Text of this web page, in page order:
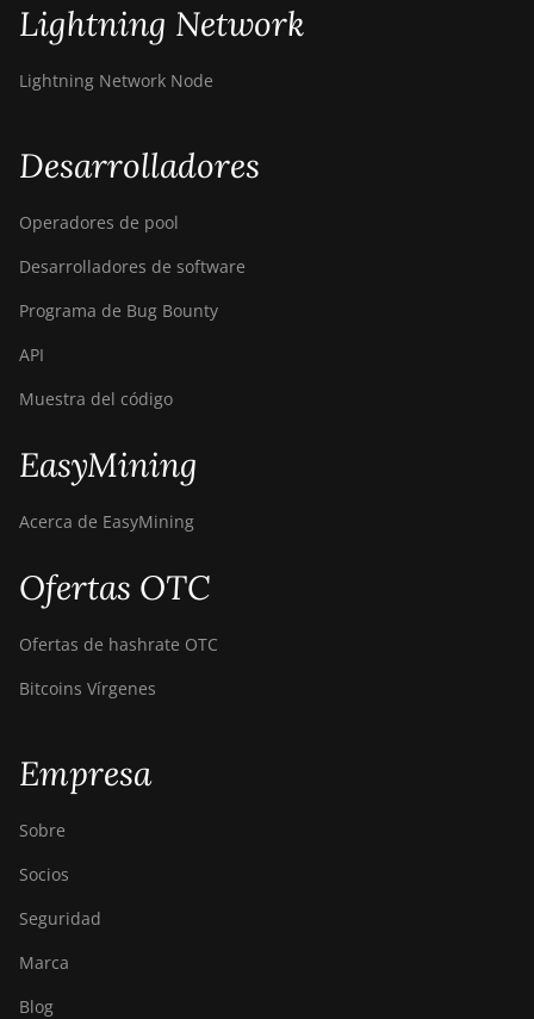
Lightning Network
Lightning Network Node
Desarrolladores
Operadores de pool
Desarrolladores de software
Programa de Bug Bounty
API
Muestra del código
EasyMining
Acerca de EasyMining
Ofertas OTC
Ofertas de hashrate OTC
Bitcoins Vírgenes
Empresa
Sobre
Socios
Seguridad
Marca
Blog